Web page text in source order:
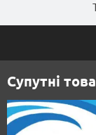
Супутні